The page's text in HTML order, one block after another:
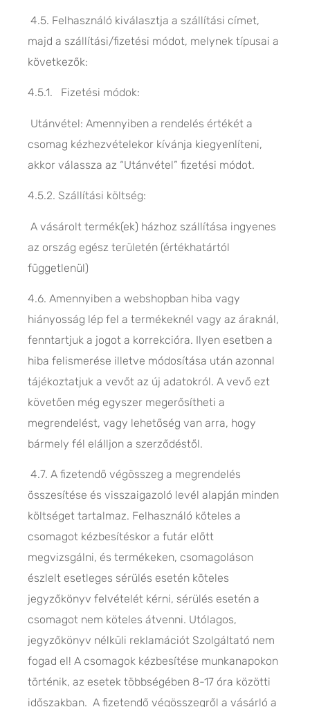
4.5. Felhasználó kiválasztja a szállítási címet,
majd a szállítási/fizetési módot, melynek típusai a
következők:
4.5.1. Fizetési módok:
Utánvétel: Amennyiben a rendelés értékét a
csomag kézhezvételekor kívánja kiegyenlíteni,
akkor válassza az “Utánvétel” fizetési módot.
4.5.2. Szállítási költség:
A vásárolt termék(ek) házhoz szállítása ingyenes
az ország egész területén (értékhatártól
függetlenül)
4.6. Amennyiben a webshopban hiba vagy
hiányosság lép fel a termékeknél vagy az áraknál,
fenntartjuk a jogot a korrekcióra. Ilyen esetben a
hiba felismerése illetve módosítása után azonnal
tájékoztatjuk a vevőt az új adatokról. A vevő ezt
követően még egyszer megerősítheti a
megrendelést, vagy lehetőség van arra, hogy
bármely fél elálljon a szerződéstől.
4.7. A fizetendő végösszeg a megrendelés
összesítése és visszaigazoló levél alapján minden
költséget tartalmaz. Felhasználó köteles a
csomagot kézbesítéskor a futár előtt
megvizsgálni, és termékeken, csomagoláson
észlelt esetleges sérülés esetén köteles
jegyzőkönyv felvételét kérni, sérülés esetén a
csomagot nem köteles átvenni. Utólagos,
jegyzőkönyv nélküli reklamációt Szolgáltató nem
fogad el! A csomagok kézbesítése munkanapokon
történik, az esetek többségében 8-17 óra közötti
időszakban. A fizetendő végösszegről a vásárló a